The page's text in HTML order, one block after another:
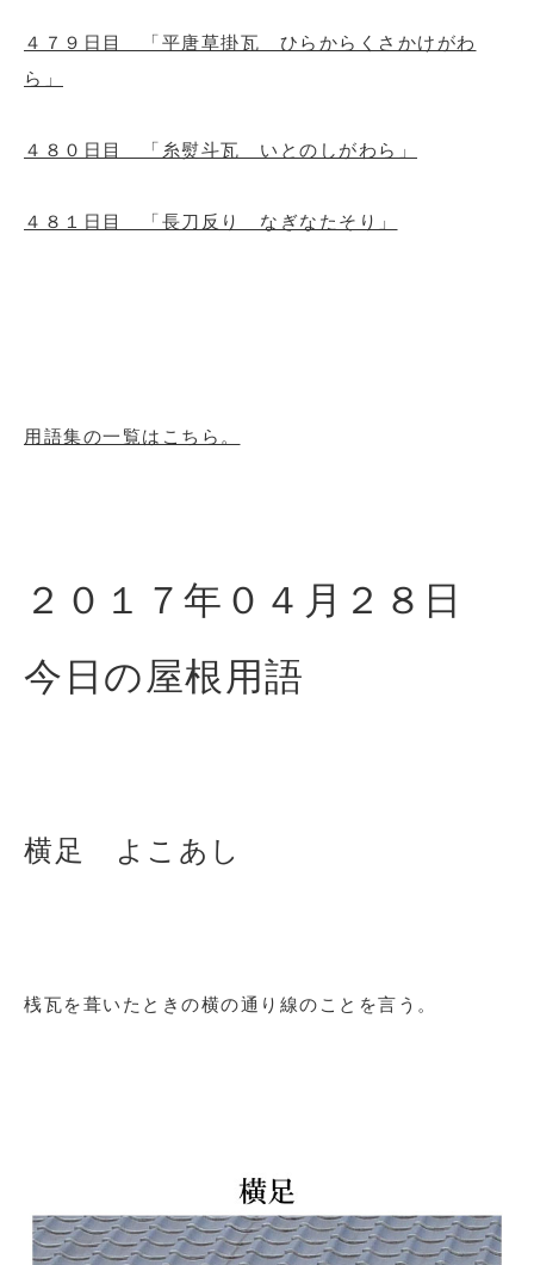
４７９日目 「平唐草掛瓦 ひらからくさかけがわ
ら」
４８０日目 「糸熨斗瓦 いとのしがわら」
４８１日目 「長刀反り なぎなたそり」
用語集の一覧はこちら。
２０１７年０４月２８ 日
今日の屋根用語
横足 よこあし
桟瓦を葺いたときの横の通り線のことを言う。